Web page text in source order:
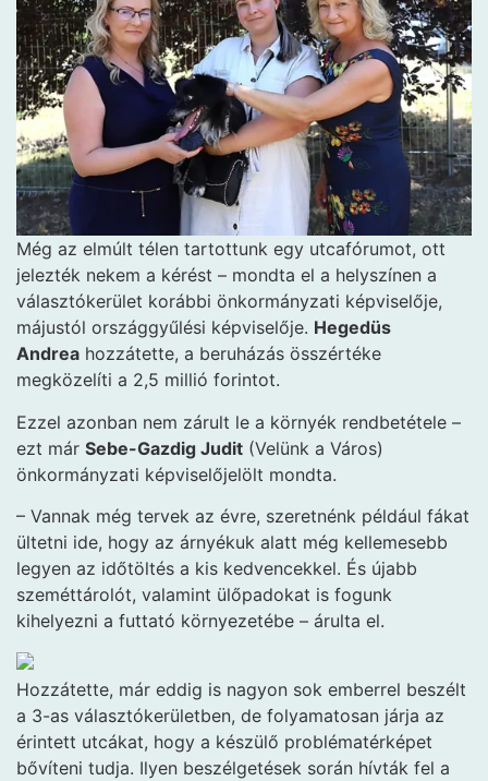
Még az elmúlt télen tartottunk egy utcafórumot, ott
jelezték nekem a kérést – mondta el a helyszínen a
választókerület korábbi önkormányzati képviselője,
májustól országgyűlési képviselője. Hegedüs
Andrea hozzátette, a beruházás összértéke
megközelíti a 2,5 millió forintot.
Ezzel azonban nem zárult le a környék rendbetétele –
ezt már Sebe-Gazdig Judit (Velünk a Város)
önkormányzati képviselőjelölt mondta.
– Vannak még tervek az évre, szeretnénk például fákat
ültetni ide, hogy az árnyékuk alatt még kellemesebb
legyen az időtöltés a kis kedvencekkel. És újabb
szeméttárolót, valamint ülőpadokat is fogunk
kihelyezni a futtató környezetébe – árulta el.
Hozzátette, már eddig is nagyon sok emberrel beszélt
a 3-as választókerületben, de folyamatosan járja az
érintett utcákat, hogy a készülő problématérképet
bővíteni tudja. Ilyen beszélgetések során hívták fel a